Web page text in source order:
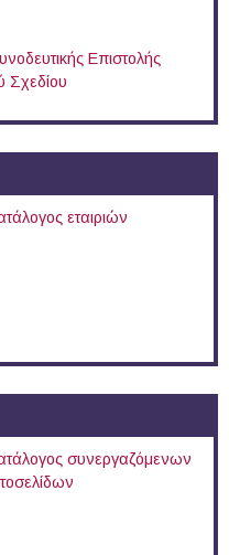
Επιστολής
Σχεδίου
εταιριών
συνεργαζόμενων